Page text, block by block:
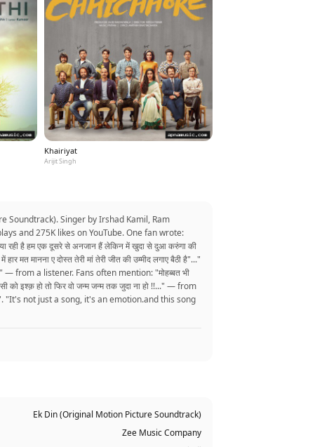
Khairiyat
Arijit Singh
Soundtrack). Singer by Irshad Kamil, Ram
and 275K likes on YouTube. One fan wrote:
रही है हम एक दूसरे से अनजान हैं लेकिन में खुदा से दुआ करुंगा की
मानना ए दोस्त तेरी मां तेरी जीत की उम्मीद लगाए बैठी है"..."
from a listener. Fans often mention: "मोहब्बत भी
को इश्क़ हो तो फिर वो जन्म जन्म तक जुदा ना हो !!..." — from
"It's not just a song, it's an emotion.and this song
Ek Din (Original Motion Picture Soundtrack)
Zee Music Company